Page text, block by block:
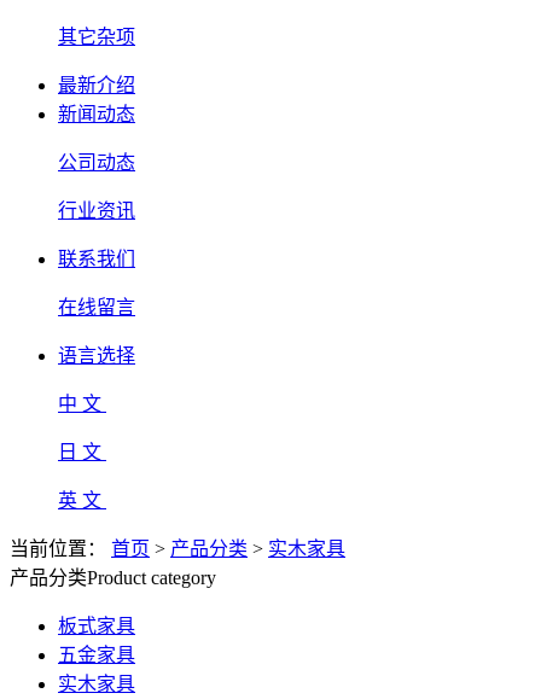
其它杂项
最新介绍
新闻动态
公司动态
行业资讯
联系我们
在线留言
语言选择
中 文
日 文
英 文
当前位置： 首页 > 产品分类 > 实木家具
产品分类Product category
板式家具
五金家具
实木家具